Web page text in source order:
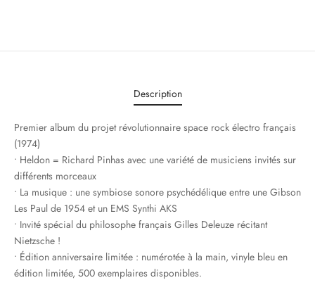
Description
Premier album du projet révolutionnaire space rock électro français
(1974)
• Heldon = Richard Pinhas avec une variété de musiciens invités sur
différents morceaux
• La musique : une symbiose sonore psychédélique entre une Gibson
Les Paul de 1954 et un EMS Synthi AKS
• Invité spécial du philosophe français Gilles Deleuze récitant
Nietzsche !
• Édition anniversaire limitée : numérotée à la main, vinyle bleu en
édition limitée, 500 exemplaires disponibles.